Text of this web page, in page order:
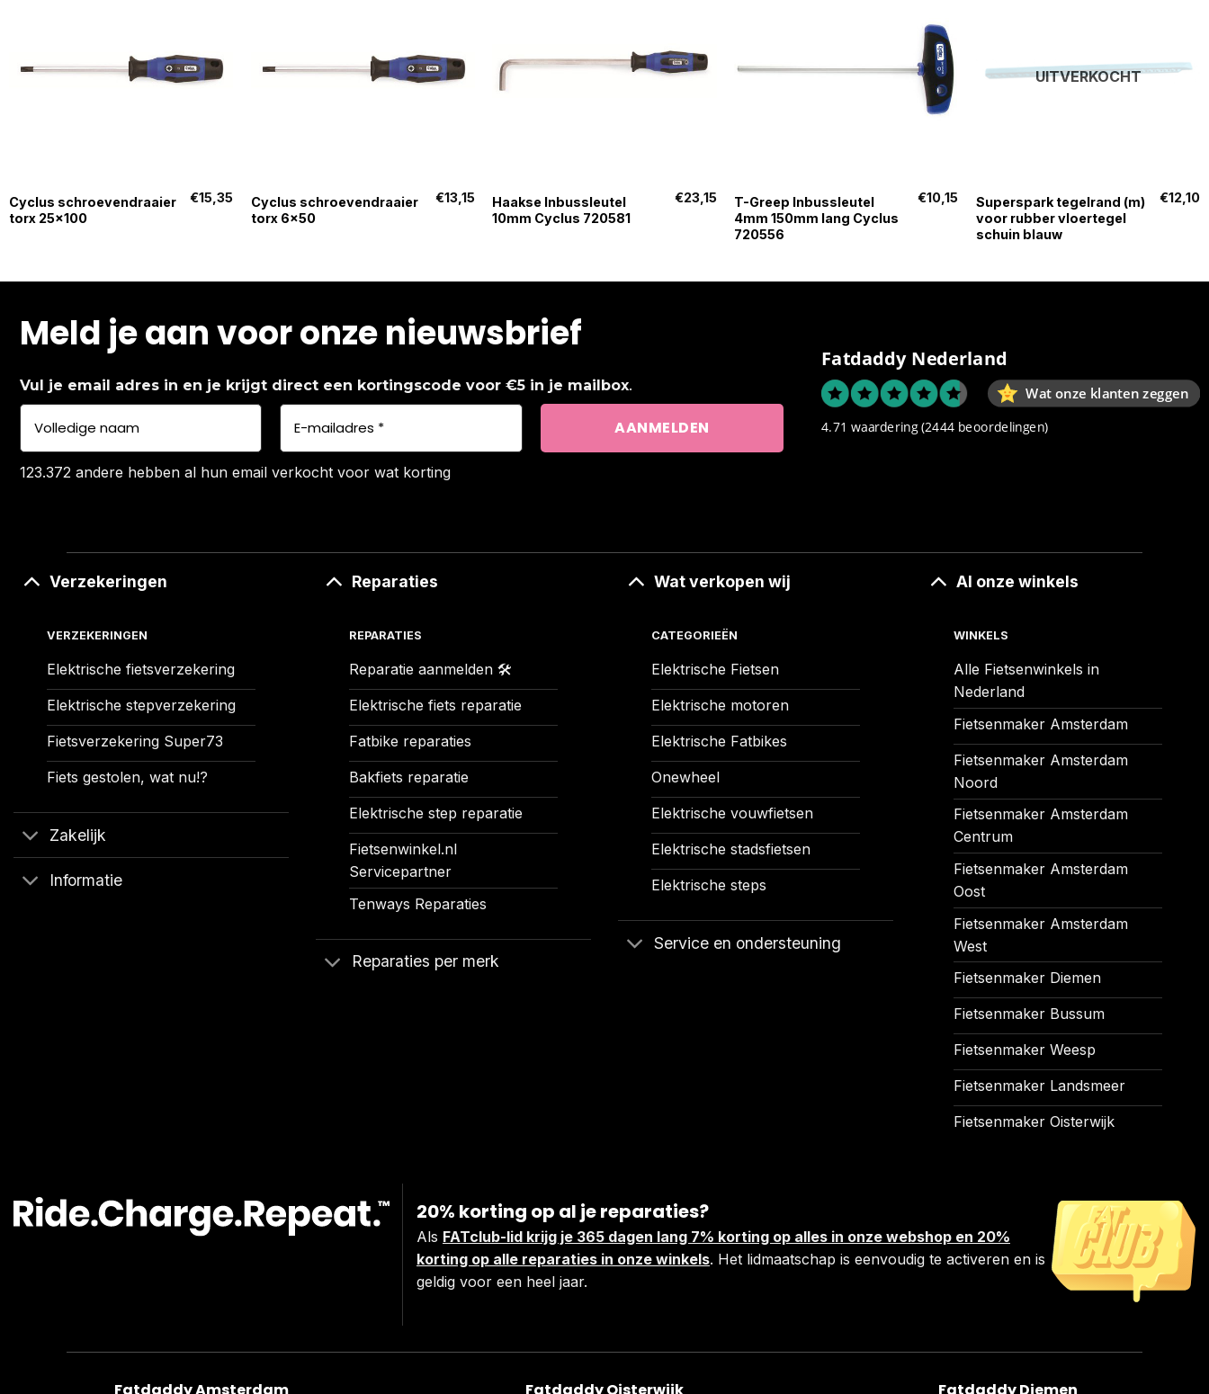
Cyclus schroevendraaier
torx 25×100
€15,35
Cyclus schroevendraaier
torx 6×50
€13,15
Haakse Inbussleutel
10mm Cyclus 720581
€23,15
T-Greep Inbussleutel
4mm 150mm lang Cyclus
720556
€10,15
UITVERKOCHT
Superspark tegelrand (m)
voor rubber vloertegel
schuin blauw
€12,10
Meld je aan voor onze nieuwsbrief
Vul je email adres in en je krijgt direct een kortingscode voor €5 in je mailbox.
123.372 andere hebben al hun email verkocht voor wat korting
Fatdaddy Nederland
Wat onze klanten zeggen
4.71 waardering (2444 beoordelingen)
Verzekeringen
VERZEKERINGEN
Elektrische fietsverzekering
Elektrische stepverzekering
Fietsverzekering Super73
Fiets gestolen, wat nu!?
Zakelijk
Informatie
Reparaties
REPARATIES
Reparatie aanmelden 🛠️
Elektrische fiets reparatie
Fatbike reparaties
Bakfiets reparatie
Elektrische step reparatie
Fietsenwinkel.nl
Servicepartner
Tenways Reparaties
Reparaties per merk
Wat verkopen wij
CATEGORIEËN
Elektrische Fietsen
Elektrische motoren
Elektrische Fatbikes
Onewheel
Elektrische vouwfietsen
Elektrische stadsfietsen
Elektrische steps
Service en ondersteuning
Al onze winkels
WINKELS
Alle Fietsenwinkels in
Nederland
Fietsenmaker Amsterdam
Fietsenmaker Amsterdam
Noord
Fietsenmaker Amsterdam
Centrum
Fietsenmaker Amsterdam
Oost
Fietsenmaker Amsterdam
West
Fietsenmaker Diemen
Fietsenmaker Bussum
Fietsenmaker Weesp
Fietsenmaker Landsmeer
Fietsenmaker Oisterwijk
20% korting op al je reparaties?
Als FATclub-lid krijg je 365 dagen lang 7% korting op alles in onze webshop en 20%
korting op alle reparaties in onze winkels. Het lidmaatschap is eenvoudig te activeren en is
geldig voor een heel jaar.
Fatdaddy Amsterdam Fatdaddy Oisterwijk Fatdaddy Diemen